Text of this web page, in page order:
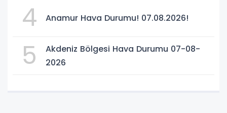
4 Anamur Hava Durumu! 07.08.2026!
5
Akdeniz Bölgesi Hava Durumu 07-08-
2026